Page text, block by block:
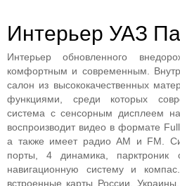
Интерьер УАЗ
Интерьер обновленного
комфортным и современным.
салон из высококачественных
функциями, среди которых
система с сенсорным дисплеем
воспроизводит видео в формате
а также имеет радио AM и FM.
порты, 4 динамика, парктроник
навигационную систему и
встроенные карты России,